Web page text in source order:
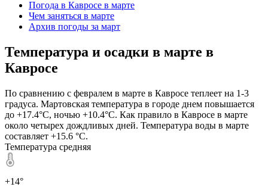
Погода в Кавросе в марте
Чем заняться в марте
Архив погоды за март
Температура и осадки в марте в
Кавросе
По сравнению с февралем в марте в Кавросе теплеет на 1-3
градуса. Мартовская температура в городе днем повышается
до +17.4°C, ночью +10.4°C. Как правило в Кавросе в марте
около четырех дождливых дней. Температура воды в марте
составляет +15.6 °C.
Температура средняя
+14°